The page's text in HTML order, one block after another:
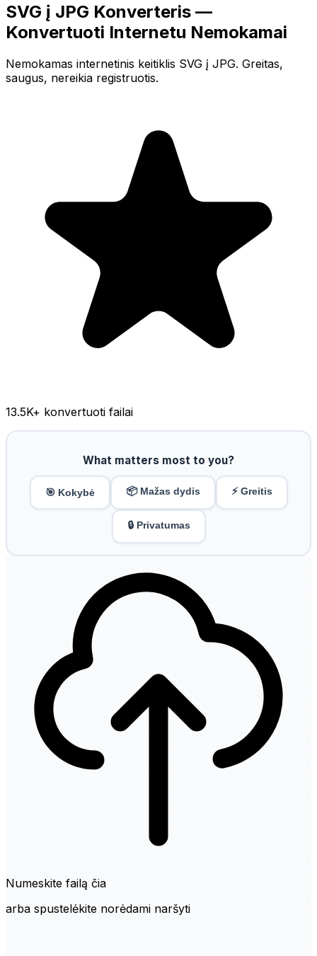
SVG į JPG Konverteris —
Konvertuoti Internetu Nemokamai
Nemokamas internetinis keitiklis SVG į JPG. Greitas,
saugus, nereikia registruotis.
13.5K+ konvertuoti failai
What matters most to you?
🎯 Kokybė 📦 Mažas dydis ⚡ Greitis
🔒 Privatumas
Numeskite failą čia
arba spustelėkite norėdami naršyti